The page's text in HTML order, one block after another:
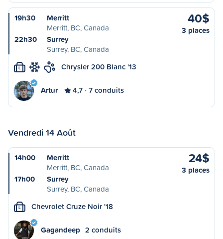
19h30
Merritt
Merritt, BC, Canada
22h30
Surrey
Surrey, BC, Canada
40$
3 places
L Chrysler 200 Blanc '13
Artur 4,7 7 conduits
Vendredi 14 Août
14h00
Merritt
Merritt, BC, Canada
17h00
Surrey
Surrey, BC, Canada
24$
3 places
L Chevrolet Cruze Noir '18
Gagandeep 2 conduits